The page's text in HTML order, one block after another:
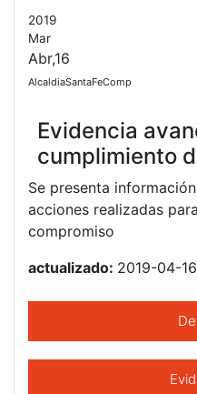
2019
Mar
Abr,16
AlcaldiaSantaFeComp
Evidencia
cumplimiento
Se presenta
acciones realizadas
compromiso
actualizado: 2019-04-16